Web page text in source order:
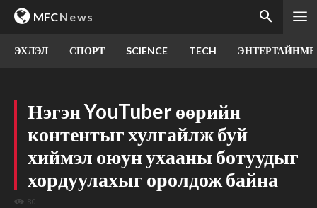
MFCNews
ЭХЛЭЛ СПОРТ SCIENCE TECH
Нэгэн YouTuber өөрийн
контентыг хулгайлж буй
хиймэл оюун ухааны ботуудыг
хордуулахыг оролдож байна
80